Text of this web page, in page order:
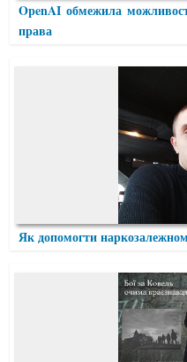
OpenAI обмежила
права
Як допомогти